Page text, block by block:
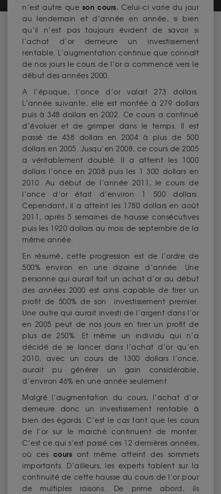
n’est autre que son cours. Celui-ci varie du jour
au lendemain et d’année en année, si bien
qu’il n’est pas toujours évident de savoir si
l’achat d’or demeure un investissement
rentable. L’augmentation continue que connaît
de nos jours le cours de l’or a commencé vers le
début des années 2000.
A l’époque, l’once d’or valait 273 dollars.
L’année suivante, elle est montée à 279 dollars
puis à 348 dollars en 2002. Ce cours a continué
d’évoluer et de grimper dans le temps. Il est
passé de 438 dollars en 2004 à plus de 500
dollars en 2005. Jusqu’en 2008, ce cours de 2005
a véritablement doublé. Il a atteint les 1000
dollars l’once en 2008 puis les 1 300 dollars en
2010. Au début de l’année 2011, le cours de
l’once d’or était d’environ 1 500 dollars.
Cependant, il a atteint les 1780 dollars en août
2011, après 5 semaines de hausse consécutives
puis les 1920 dollars au mois de septembre de la
même année.
En résumé, cette progression est de l’ordre de
500% environ en une dizaine d’année. Une
personne qui aurait fait un achat d’or au début
des années 2000 est ainsi capable de tirer un
profit de 500% de son investissement premier.
Une autre qui aurait investi de l’argent dans l’or
en 2005 peut de nos jours en tirer un profit de
plus de 250%. Et même un individu qui n’a
décidé de se lancer dans l’achat d’or qu’en
2010, avec un cours de 1300 dollars l’once,
aurait pu générer un gain considérable,
d’environ 46% en une année seulement.
Malgré l’augmentation du cours, l’achat d’or
demeure donc un investissement rentable à
bien des égards. C’est le cas tant que les cours
de l’or sur le marché continuent de monter.
C’est ce qui s’est passé ces 12 dernières années,
où ces cours ont même atteint des sommets
importants. D’ailleurs, les experts tablent sur la
continuité de cette hausse du cours de l’or pour
de multiples raisons. De prime abord, ils